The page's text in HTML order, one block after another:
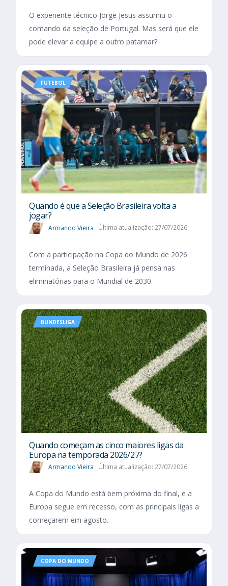
O experiente técnico Jorge Jesus assumiu o
comando da seleção de Portugal. Mas será que ele
pode elevar a equipe a outro patamar?
FUTEBOL
Quando é que a Seleção Brasileira volta a
jogar?
Armando Vieira Última atualização: 27/07/2026
Com a participação na Copa do Mundo de 2026
terminada, a Seleção Brasileira já pensa nas
eliminatórias para o Mundial de 2030.
BUNDESLIGA
Quando começam as cinco maiores ligas da
Europa na temporada 2026/27?
Armando Vieira Última atualização: 27/07/2026
A Copa do Mundo está bem próxima do final, e a
Europa segue em recesso, com as principais ligas a
começarem em agosto.
COPA DO MUNDO